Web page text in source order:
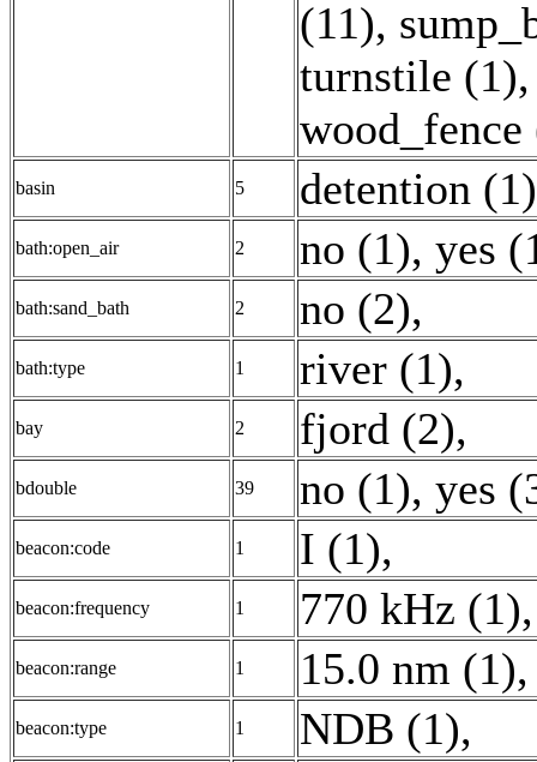
(11),
turnstile (1)
wood_fence
basin 5 detention (1)
bath:open_air 2 no (1), yes
bath:sand_bath 2 no (2),
bath:type 1 river (1),
bay 2 fjord (2),
bdouble 39 no (1), yes
beacon:code 1 I (1),
beacon:frequency 1 770 kHz (1),
beacon:range 1 15.0 nm (1),
beacon:type 1 NDB (1),